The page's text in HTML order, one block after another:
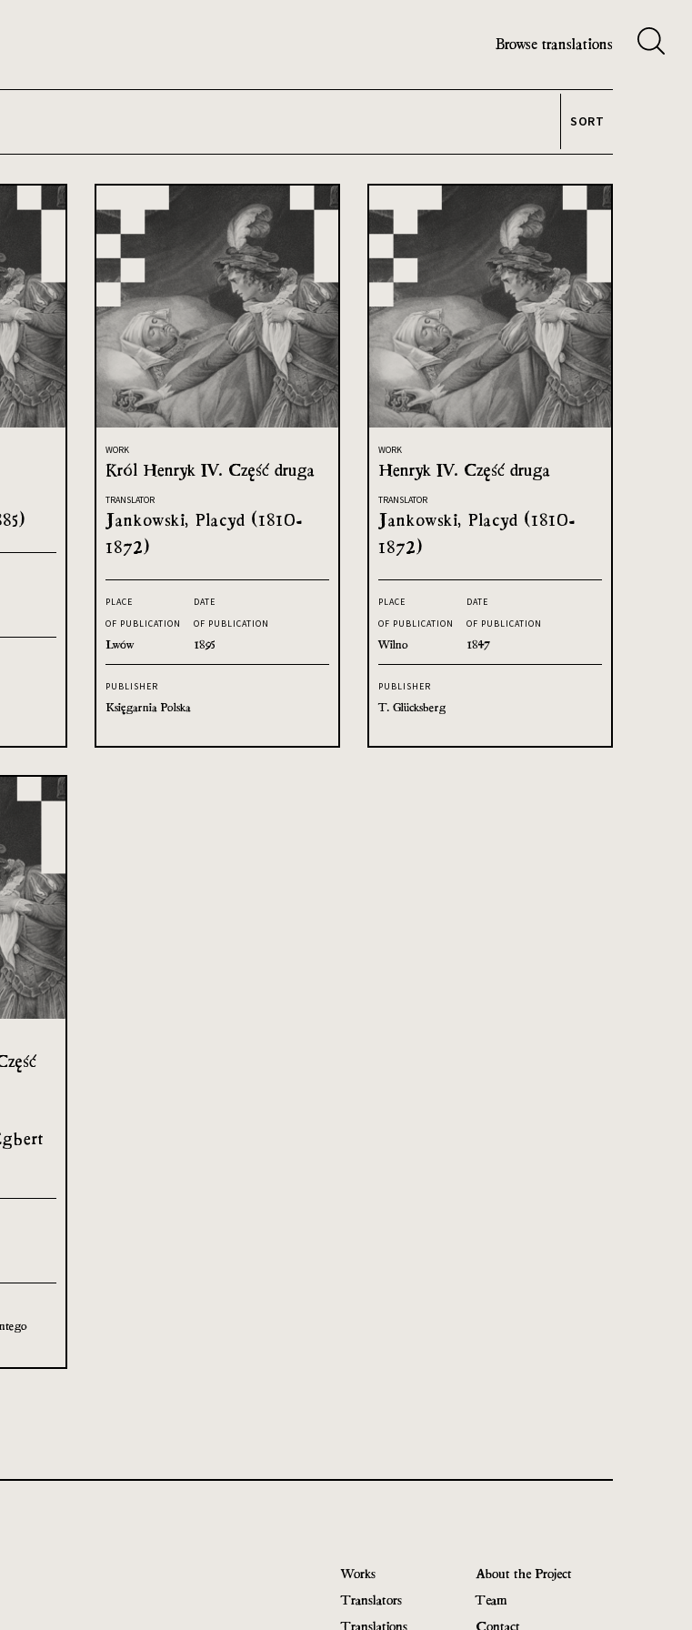
Browse translations
SORT
WORK
Król Henryk IV. Część druga
TRANSLATOR
Jankowski, Placyd (1810-
1872)
PLACE
OF PUBLICATION
Lwów
DATE
OF PUBLICATION
1895
PUBLISHER
Księgarnia Polska
WORK
Henryk IV. Część druga
TRANSLATOR
Jankowski, Placyd (1810-
1872)
PLACE
OF PUBLICATION
Wilno
DATE
OF PUBLICATION
1847
PUBLISHER
T. Glücksberg
Works
Translators
Translations
About the Project
Team
Contact